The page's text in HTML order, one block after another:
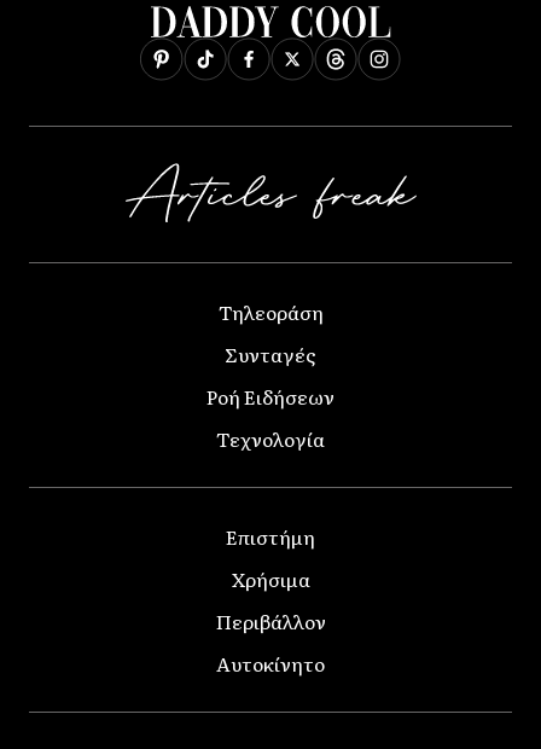
Τηλεοράση
Συνταγές
Ροή Ειδήσεων
Τεχνολογία
Επιστήμη
Χρήσιμα
Περιβάλλον
Αυτοκίνητο